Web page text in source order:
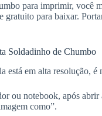
para imprimir, você
gratuito para baixar.
Soldadinho de Chumbo
está em alta resolução, é
ou notebook, após
como”.